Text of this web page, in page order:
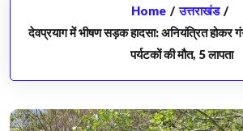
Home / उत्तराखंड /
देवप्रयाग में भीषण सड़क हादसा: अनियंत्रित होकर
पर्यटकों की मौत, 5 लापता